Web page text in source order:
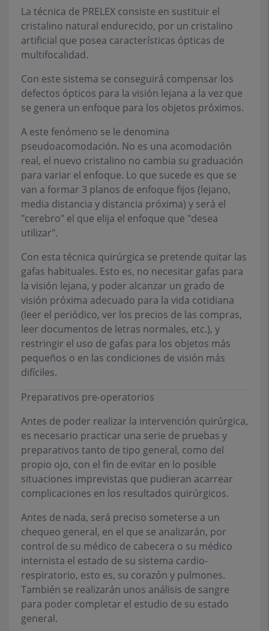
La técnica de PRELEX consiste en sustituir el
cristalino natural endurecido, por un cristalino
artificial que posea características ópticas de
multifocalidad.
Con este sistema se conseguirá compensar los
defectos ópticos para la visión lejana a la vez que
se genera un enfoque para los objetos próximos.
A este fenómeno se le denomina
pseudoacomodación. No es una acomodación
real, el nuevo cristalino no cambia su graduación
para variar el enfoque. Lo que sucede es que se
van a formar 3 planos de enfoque fijos (lejano,
media distancia y distancia próxima) y será el
"cerebro" el que elija el enfoque que "desea
utilizar".
Con esta técnica quirúrgica se pretende quitar las
gafas habituales. Esto es, no necesitar gafas para
la visión lejana, y poder alcanzar un grado de
visión próxima adecuado para la vida cotidiana
(leer el periódico, ver los precios de las compras,
leer documentos de letras normales, etc.), y
restringir el uso de gafas para los objetos más
pequeños o en las condiciones de visión más
difíciles.
Preparativos pre-operatorios
Antes de poder realizar la intervención quirúrgica,
es necesario practicar una serie de pruebas y
preparativos tanto de tipo general, como del
propio ojo, con el fin de evitar en lo posible
situaciones imprevistas que pudieran acarrear
complicaciones en los resultados quirúrgicos.
Antes de nada, será preciso someterse a un
chequeo general, en el que se analizarán, por
control de su médico de cabecera o su médico
internista el estado de su sistema cardio-
respiratorio, esto es, su corazón y pulmones.
También se realizarán unos análisis de sangre
para poder completar el estudio de su estado
general.